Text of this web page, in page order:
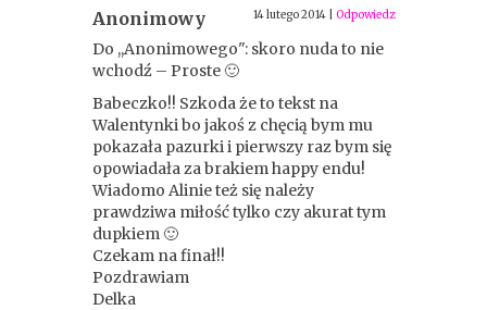
Anonimowy 14 lutego 2014 Odpowiedz
Do ,,Anonimowego": skoro nuda to nie
wchodź – Proste 🙂
Babeczko!! Szkoda że to tekst na
Walentynki bo jakoś z chęcią bym mu
pokazała pazurki i pierwszy raz bym się
opowiadała za brakiem happy endu!
Wiadomo Alinie też się należy
prawdziwa miłość tylko czy akurat tym
dupkiem 🙂
Czekam na finał!!
Pozdrawiam
Delka